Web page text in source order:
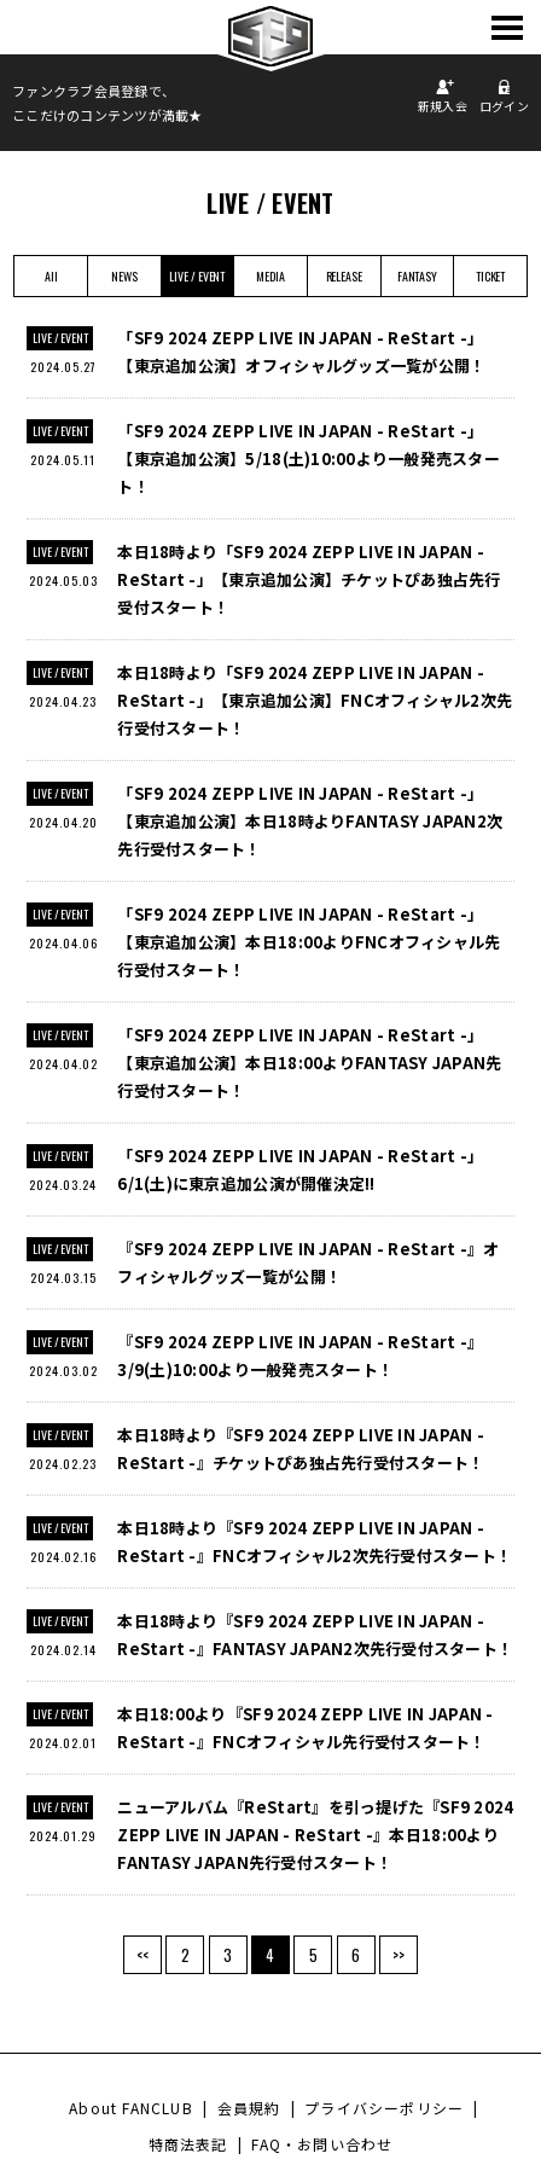
ファンクラブ会員登録で、
ここだけのコンテンツが満載★
新規入会 ログイン
PROFILE
DISCOGRAPHY
PHOTO
MOVIE
LIVE / EVENT
All NEWS LIVE / EVENT MEDIA RELEASE FANTASY TICKET
LIVE / EVENT
2024.05.27
「SF9 2024 ZEPP LIVE IN JAPAN - ReStart -」
【東京追加公演】オフィシャルグッズ一覧が公開！
LIVE / EVENT
2024.05.11
「SF9 2024 ZEPP LIVE IN JAPAN - ReStart -」
【東京追加公演】5/18(土)10:00より一般発売スター
ト！
LIVE / EVENT
2024.05.03
本日18時より「SF9 2024 ZEPP LIVE IN JAPAN -
ReStart -」【東京追加公演】チケットぴあ独占先行
受付スタート！
LIVE / EVENT
2024.04.23
本日18時より「SF9 2024 ZEPP LIVE IN JAPAN -
ReStart -」【東京追加公演】FNCオフィシャル2次先
行受付スタート！
LIVE / EVENT
2024.04.20
「SF9 2024 ZEPP LIVE IN JAPAN - ReStart -」
【東京追加公演】本日18時よりFANTASY JAPAN2次
先行受付スタート！
LIVE / EVENT
2024.04.06
「SF9 2024 ZEPP LIVE IN JAPAN - ReStart -」
【東京追加公演】本日18:00よりFNCオフィシャル先
行受付スタート！
LIVE / EVENT
2024.04.02
「SF9 2024 ZEPP LIVE IN JAPAN - ReStart -」
【東京追加公演】本日18:00よりFANTASY JAPAN先
行受付スタート！
LIVE / EVENT
2024.03.24
「SF9 2024 ZEPP LIVE IN JAPAN - ReStart -」
6/1(土)に東京追加公演が開催決定!!
LIVE / EVENT
2024.03.15
『SF9 2024 ZEPP LIVE IN JAPAN - ReStart -』オ
フィシャルグッズ一覧が公開！
LIVE / EVENT
2024.03.02
『SF9 2024 ZEPP LIVE IN JAPAN - ReStart -』
3/9(土)10:00より一般発売スタート！
LIVE / EVENT
2024.02.23
本日18時より『SF9 2024 ZEPP LIVE IN JAPAN -
ReStart -』チケットぴあ独占先行受付スタート！
LIVE / EVENT
2024.02.16
本日18時より『SF9 2024 ZEPP LIVE IN JAPAN -
ReStart -』FNCオフィシャル2次先行受付スタート！
LIVE / EVENT
2024.02.14
本日18時より『SF9 2024 ZEPP LIVE IN JAPAN -
ReStart -』FANTASY JAPAN2次先行受付スタート！
LIVE / EVENT
2024.02.01
本日18:00より『SF9 2024 ZEPP LIVE IN JAPAN -
ReStart -』FNCオフィシャル先行受付スタート！
LIVE / EVENT
2024.01.29
ニューアルバム『ReStart』を引っ提げた『SF9 2024
ZEPP LIVE IN JAPAN - ReStart -』本日18:00より
FANTASY JAPAN先行受付スタート！
<< 2 3 4 5 6 >>
About FANCLUB | 会員規約 | プライバシーポリシー |
特商法表記 | FAQ・お問い合わせ